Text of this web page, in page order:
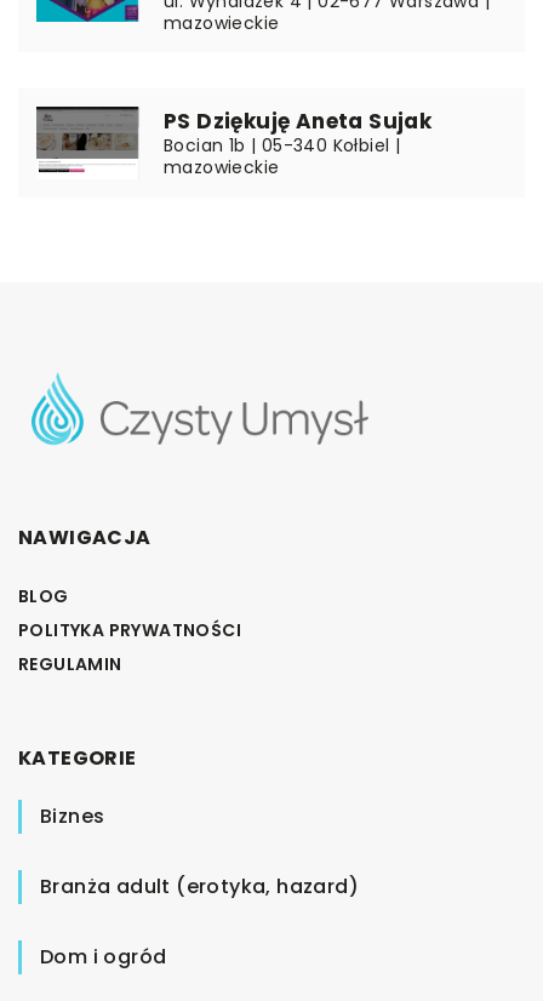
mazowieckie
PS Dziękuję Aneta Sujak
Bocian 1b | 05-340 Kołbiel |
mazowieckie
NAWIGACJA
BLOG
POLITYKA PRYWATNOŚCI
REGULAMIN
KATEGORIE
Biznes
Branża adult (erotyka, hazard)
Dom i ogród